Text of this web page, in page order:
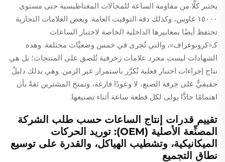
يختبر كلًّا من مقاومة الساعة للمجالات المغناطيسية حتى مستوى
١٥٠٠٠ غاوس، وكذلك دقة التوقيت العامة. وبعض العلامات التجارية
تحتفظ أيضًا بمعاييرها الداخلية الخاصة لاختبار الساعات
كـ«كرونوغراف»، والتي تُجرى في خمس وضعيَّات مختلفة. وهذه
الشهادات ليست مجرد علامات زخرفية تُلصق على المنتجات؛ بل هي
نتاج إجراءات اختبار فعلية تُكرَّر باستمرار عبر الزمن. وهي بذلك دليلٌ
حقيقيٌّ على حِرفة الصنع، لا وعودًا فارغة، وتمنح المشترين ثقةً بأن
اهتمامًا جادًّا يولى لكل قطعة ساعة أثناء تصنيعها.
تقييم قدرات إنتاج الساعات حسب طلب الشركة
المصنِّعة الأصلية (OEM): توريد الحركات
الميكانيكية، وتشطيب الهياكل، والقدرة على توسيع
نطاق التجميع